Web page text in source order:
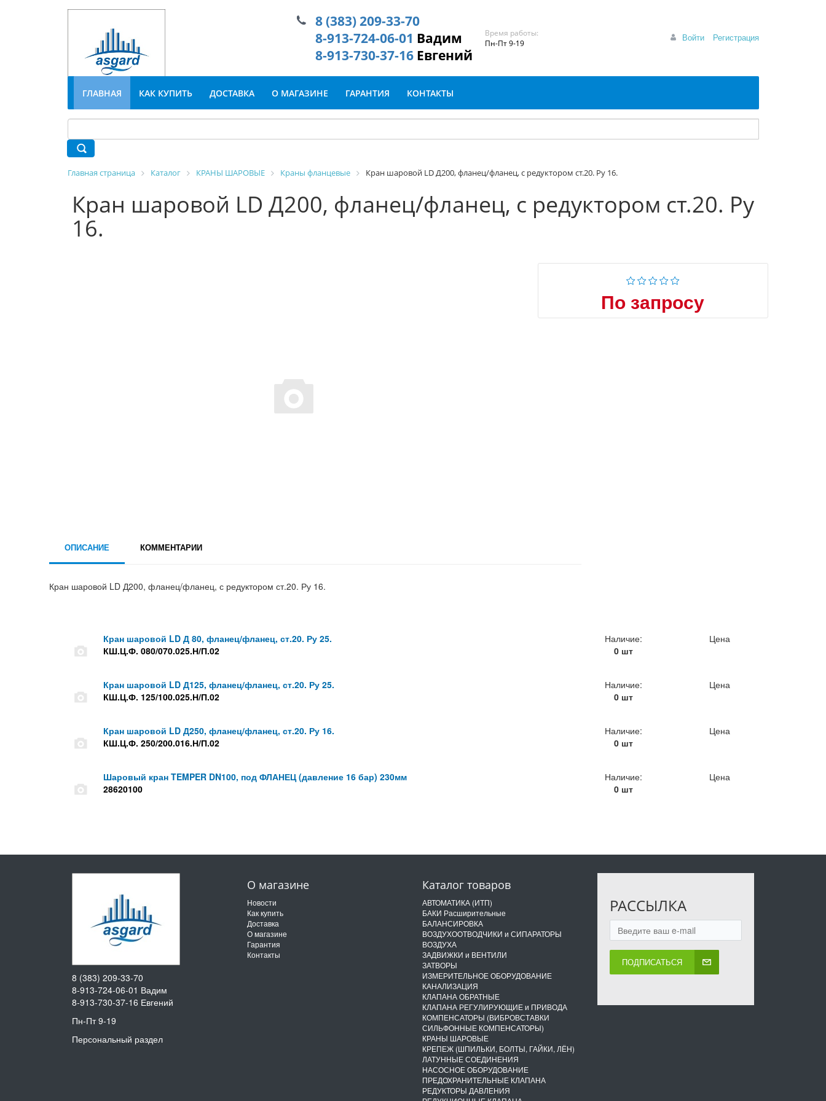
Войти Регистрация
8 (383) 209-33-70
8-913-724-06-01 Вадим
8-913-730-37-16 Евгений
Время работы:
Пн-Пт 9-19
ГЛАВНАЯ КАК КУПИТЬ ДОСТАВКА О МАГАЗИНЕ ГАРАНТИЯ КОНТАКТЫ
Главная страница Каталог КРАНЫ ШАРОВЫЕ Краны фланцевые Кран шаровой LD Д200, фланец/фланец, с редуктором ст.20. Ру 16.
Кран шаровой LD Д200, фланец/фланец, с редуктором ст.20. Ру
16.
По запросу
ОПИСАНИЕ КОММЕНТАРИИ
Кран шаровой LD Д200, фланец/фланец, с редуктором ст.20. Ру 16.
Кран шаровой LD Д 80, фланец/фланец, ст.20. Ру 25.
КШ.Ц.Ф. 080/070.025.Н/П.02
Наличие:
0 шт
Цена
Кран шаровой LD Д125, фланец/фланец, ст.20. Ру 25.
КШ.Ц.Ф. 125/100.025.Н/П.02
Наличие:
0 шт
Цена
Кран шаровой LD Д250, фланец/фланец, ст.20. Ру 16.
КШ.Ц.Ф. 250/200.016.Н/П.02
Наличие:
0 шт
Цена
Шаровый кран TEMPER DN100, под ФЛАНЕЦ (давление 16 бар) 230мм
28620100
Наличие:
0 шт
Цена
О магазине
Новости
Как купить
Доставка
О магазине
Гарантия
Контакты
Каталог товаров
АВТОМАТИКА (ИТП)
БАКИ Расширительные
БАЛАНСИРОВКА
ВОЗДУХООТВОДЧИКИ и СИПАРАТОРЫ
ВОЗДУХА
ЗАДВИЖКИ и ВЕНТИЛИ
ЗАТВОРЫ
ИЗМЕРИТЕЛЬНОЕ ОБОРУДОВАНИЕ
КАНАЛИЗАЦИЯ
КЛАПАНА ОБРАТНЫЕ
КЛАПАНА РЕГУЛИРУЮЩИЕ и ПРИВОДА
КОМПЕНСАТОРЫ (ВИБРОВСТАВКИ
СИЛЬФОННЫЕ КОМПЕНСАТОРЫ)
КРАНЫ ШАРОВЫЕ
КРЕПЕЖ (ШПИЛЬКИ, БОЛТЫ, ГАЙКИ, ЛЁН)
ЛАТУННЫЕ СОЕДИНЕНИЯ
НАСОСНОЕ ОБОРУДОВАНИЕ
ПРЕДОХРАНИТЕЛЬНЫЕ КЛАПАНА
РЕДУКТОРЫ ДАВЛЕНИЯ
РАССЫЛКА
ПОДПИСАТЬСЯ
8 (383) 209-33-70
8-913-724-06-01 Вадим
8-913-730-37-16 Евгений
Пн-Пт 9-19
Персональный раздел